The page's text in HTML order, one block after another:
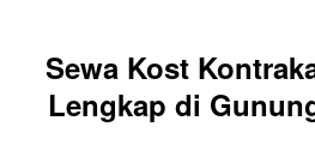
Sewa Kost
Lengkap di